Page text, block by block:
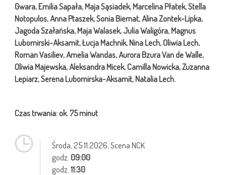
Gwara, Emilia Sapała, Maja Sąsiadek, Marcelina Płatek, Stella
Notopulos, Anna Ptaszek, Sonia Biernat, Alina Zontek-Lipka,
Jagoda Szałańska, Maja Walasek, Julia Waligóra, Magnus
Lubomirski-Aksamit, Łucja Machnik, Nina Lech, Oliwia Lech,
Roman Vasiliev, Amelia Wandas, Aurora Bzura Van de Walle,
Oliwia Majewska, Aleksandra Micek, Camilla Nowicka, Zuzanna
Lepiarz, Serena Lubomirska-Aksamit, Natalia Lech.
Czas trwania: ok. 75 minut
Środa,25.11.2026, Scena NCK
godz. 09:00
godz. 11:30